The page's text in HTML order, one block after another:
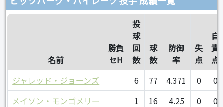
名前
勝負
セH
投
球
回
数
球
数
防御
率
失
点
自
責
点
ジャレッド・ジョーンズ
6 77 4.371 0
0
メイソン・モンゴメリー
1 16 4.25 0
0